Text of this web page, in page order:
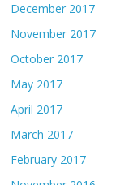
December 2017
November 2017
October 2017
May 2017
April 2017
March 2017
February 2017